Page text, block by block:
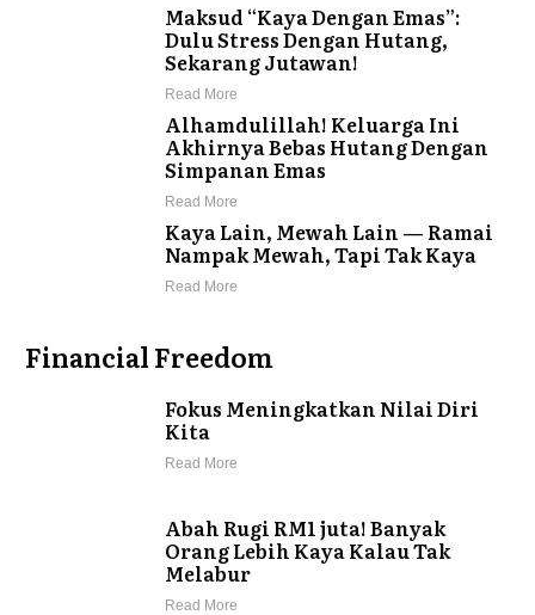
Maksud “Kaya Dengan Emas”:
Dulu Stress Dengan Hutang,
Sekarang Jutawan!
Read More
Alhamdulillah! Keluarga Ini
Akhirnya Bebas Hutang Dengan
Simpanan Emas
Read More
Kaya Lain, Mewah Lain — Ramai
Nampak Mewah, Tapi Tak Kaya
Read More
Financial Freedom
Fokus Meningkatkan Nilai Diri
Kita
Read More
Abah Rugi RM1 juta! Banyak
Orang Lebih Kaya Kalau Tak
Melabur
Read More